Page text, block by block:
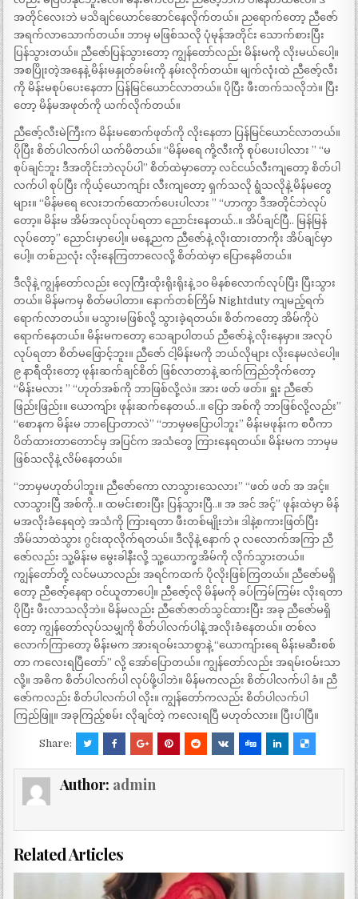
အတိုင်လေးဘဲ မသိချင်ယောင်ဆောင်နေလိုက်တယ်။ ညရောက်တော့ ညီဇော်
အရက်လာသောက်တယ်။ ဘာမှ မဖြစ်သလို ပုံမုန်အတိုင်း သောက်စားပြီး
ပြန်သွားတယ်။ ညီဇော်ပြန်သွားတော့ ကျွန်တော်လည်း မိန်းမကို လိုးမယ်ပေါ့။
အစပြိုးတဲ့အနေနဲ့ မိန်းမနှုတ်ခမ်းကို နမ်းလိုက်တယ်။ မျက်လုံးထဲ ညီဇော့်လီး
ကို မိန်းမစုပ်ပေးနေတာ ပြန်မြင်ယောင်လာတယ်။ ပိုပြီး ဖီးတက်သလိုဘဲ။ ပြီး
တော့ မိန်မအဖုတ်ကို ယက်လိုက်တယ်။
ညီဇော့်လီးမဲကြီးက မိန်းမစောက်ဖုတ်ကို လိုးနေတာ ပြန်မြင်ယောင်လာတယ်။
ပိုပြီး စိတ်ပါလက်ပါ ယက်မိတယ်။ “မိန်မရေ ကို့လီးကို စုပ်ပေးပါလား ” “မ
စုပ်ချင်ဘူး ဒီအတိုင်းဘဲလုပ်ပါ” စိတ်ထဲမှာတော့ လင်ငယ်လီးကျတော့ စိတ်ပါ
လက်ပါ စုပ်ပြီး ကိုယ့်ယောကျာ်း လီးကျတော့ ရှက်သလို ရွံသလိုနဲ့ မိန်မတွေ
များ။ “မိန်မရေ လေးဘက်ထောက်ပေးပါလား ” “ဟာကွာ ဒီအတိုင်ဘဲလုပ်
တော့။ မိန်းမ အိမ်အလုပ်လုပ်ရတာ ညောင်းနေတယ်..။ အိပ်ချင်ပြီ.. မြန်မြန်
လုပ်တော့” ညောင်းမှာပေါ့။ မနေ့ညက ညီဇော်နဲ့ လိုးထားတာကိုး အိပ်ချင်မှာ
ပေါ့။ တစ်ညလုံး လိုးနေကြတာလေလို့ စိတ်ထဲမှာ ပြောနေမိတယ်။
ဒီလိုနဲ့ ကျွန်တော်လည်း လှေကြီးထိုးရိုးရိုးနဲ့ ၁၀ မိနစ်လောက်လုပ်ပြီး ပြီးသွား
တယ်။ မိန်မကမှ စိတ်မပါတာ။ နောက်တစ်ကြိမ် Nightduty ကျမည့်ရက်
ရောက်လာတယ်။ မသွားမဖြစ်လို့ သွားခဲ့ရတယ်။ စိတ်ကတော့ အိမ်ကိုပဲ
ရောက်နေတယ်။ မိန်းမကတော့ သေချာပါတယ် ညီဇော်နဲ့ လိုးနေမှာ။ အလုပ်
လုပ်ရတာ စိတ်မဖြောင့်ဘူး။ ညီဇော် ငါ့မိန်းမကို ဘယ်လိုများ လိုးနေမလဲပေါ့။
၉ နာရီထိုးတော့ ဖုန်းဆက်ချင်စိတ် ဖြစ်လာတာနဲ့ ဆက်ကြည်ဘိုက်တော့
“မိန်းမလား ” “ဟုတ်အစ်ကို ဘာဖြစ်လို့လဲ။ အား ဖတ် ဖတ်။ ရှူး ညီဇော်
ဖြည်းဖြည်း။ ယောကျ်ား ဖုန်းဆက်နေတယ်..။ ပြော အစ်ကို ဘာဖြစ်လို့လည်း”
“စောနက မိန်းမ ဘာပြောတာလဲ” “ဘာမှမပြောပါဘူး” မိန်းမဖုန်းက စပီကာ
ပိတ်ထားတာတောင်မှ အပြင်က အသံတွေ ကြားနေရတယ်။ မိန်းမက ဘာမှမ
ဖြစ်သလိုနဲ့ လိမ်နေတယ်။
“ဘာမှမဟုတ်ပါဘူး။ ညီဇော်ကော လာသွားသေလား” “ဖတ် ဖတ် အ အင့်။
လာသွားပြီ အစ်ကို..။ ထမင်းစားပြီး ပြန်သွားပြီ..။ အ အင် အင့်” ဖုန်းထဲမှာ မိန်
မအလိုးခံနေရတဲ့ အသံကို ကြားရတာ ဖီးတစ်မျိုးဘဲ။ ဒါနဲ့စကားဖြတ်ပြီး
အိမ်သာထဲသွား ဂွင်းထုလိုက်ရတယ်။ ဒီလိုနဲ့ နောက် ၃ လလောက်အကြာ ညီ
ဇော်လည်း သူ့မိန်းမ မွေးခါနီးလို့ သူ့ယောက္ခအိမ်ကို လိုက်သွားတယ်။
ကျွန်တော်တို့ လင်မယာလည်း အရင်ကထက် ပိုလိုးဖြစ်ကြတယ်။ ညီဇော်မရှိ
တော့ ညီဇော့်နေရာ ဝင်ယူတာပေါ့။ ညီဇော့်လို မိန်မကို ခပ်ကြမ်ကြမ်း လိုးရတာ
ပိုပြီး ဖီးလာသလိုဘဲ။ မိန်မလည်း ညီဇော်ဇာတ်သွင်ထားပြီး အခု ညီဇော်မရှိ
တော့ ကျွန်တော်လုပ်သမျှကို စိတ်ပါလက်ပါနဲ့ အလိုးခံနေတယ်။ တစ်လ
လောက်ကြာတော့ မိန်းမက အားရဝမ်းသာစွာနဲ့ “ယောကျ်ားရေ မိန်းမဆီးစစ်
တာ ကလေးရပြီတော်” လို့ အော်ပြောတယ်။ ကျွန်တော်လည်း အရမ်းဝမ်းသာ
လို့။ အဓိက စိတ်ပါလက်ပါ လုပ်ဖို့ပါဘဲ။ မိန်မကလည်း စိတ်ပါလက်ပါ ခံ။ ညီ
ဇော်ကလည်း စိတ်ပါလက်ပါ လိုး။ ကျွန်တော်ကလည်း စိတ်ပါလက်ပါ
ကြည်ဖြူ။ အခုကြည့်စမ်း လိုချင်တဲ့ ကလေးရပြီ မဟုတ်လား။ ပြီးပါပြီ။
Share:
Author: admin
Related Articles